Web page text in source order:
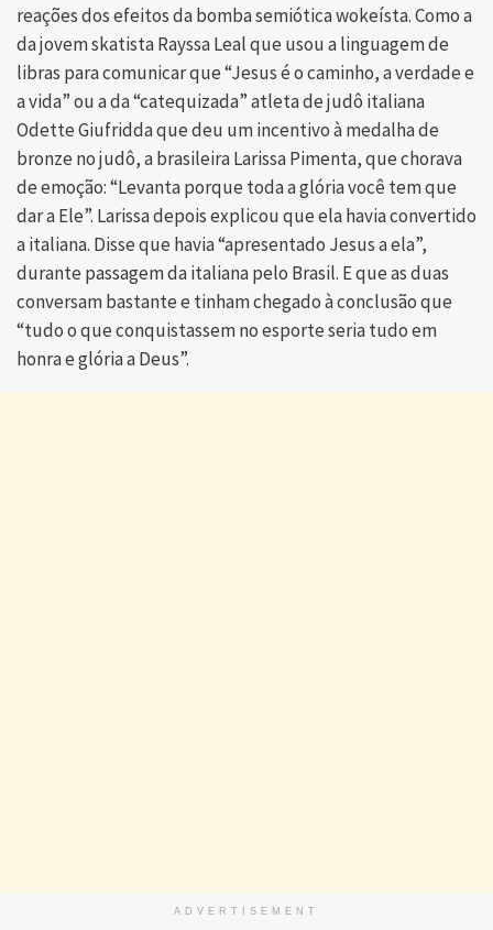
reações dos efeitos da bomba semiótica wokeísta. Como a
da jovem skatista Rayssa Leal que usou a linguagem de
libras para comunicar que “Jesus é o caminho, a verdade e
a vida” ou a da “catequizada” atleta de judô italiana
Odette Giufridda que deu um incentivo à medalha de
bronze no judô, a brasileira Larissa Pimenta, que chorava
de emoção: “Levanta porque toda a glória você tem que
dar a Ele”. Larissa depois explicou que ela havia convertido
a italiana. Disse que havia “apresentado Jesus a ela”,
durante passagem da italiana pelo Brasil. E que as duas
conversam bastante e tinham chegado à conclusão que
“tudo o que conquistassem no esporte seria tudo em
honra e glória a Deus”.
ADVERTISEMENT